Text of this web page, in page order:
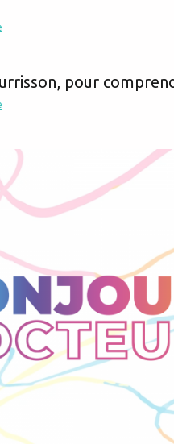
pour